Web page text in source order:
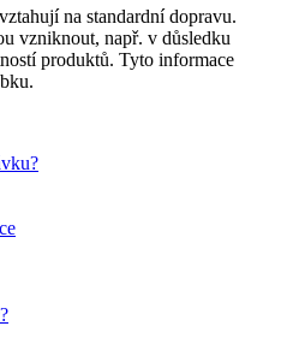
na standardní dopravu.
vzniknout, např. v důsledku
produktů. Tyto informace